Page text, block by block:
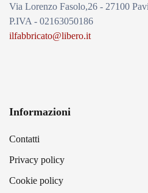
Via Lorenzo Fasolo,26 - 27100
P.IVA - 02163050186
ilfabbricato@libero.it
Informazioni
Contatti
Privacy policy
Cookie policy